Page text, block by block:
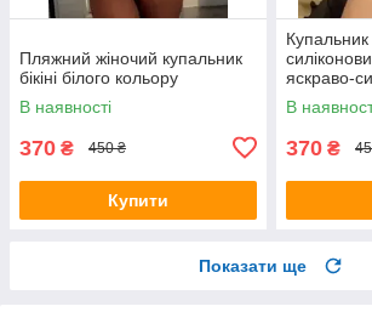
Пляжний жіночий купальник
бікіні білого кольору
В наявності
370 ₴ 450 ₴
Купити
Купальник
яскраво-
В
370 ₴
Показати ще